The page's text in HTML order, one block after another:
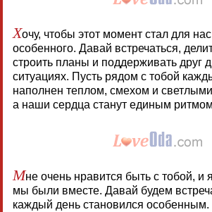
Хочу, чтобы этот момент стал для
особенного. Давай встречаться,
строить планы и поддерживать друг
ситуациях. Пусть рядом с тобой
наполнен теплом, смехом и
а наши сердца станут единым
Мне очень нравится быть с тобой, и
мы были вместе. Давай будем
каждый день становился особенным.